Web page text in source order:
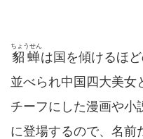
貂蝉
ちょうせん
は国を傾けるほ
並べられ中国四大美女
チーフにした漫画や小
に登場するので、名前